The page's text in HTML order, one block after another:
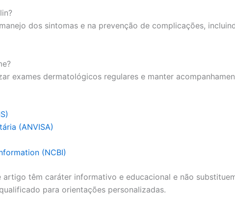
dos sintomas e na prevenção de complicações,
exames dermatológicos regulares e manter
(ANVISA)
(NCBI)
artigo têm caráter informativo e educacional e não
para orientações personalizadas.